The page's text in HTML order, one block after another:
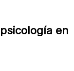
en